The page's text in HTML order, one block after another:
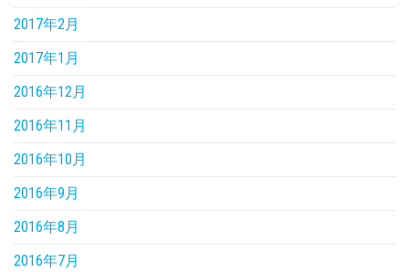
2017年2月
2017年1月
2016年12月
2016年11月
2016年10月
2016年9月
2016年8月
2016年7月